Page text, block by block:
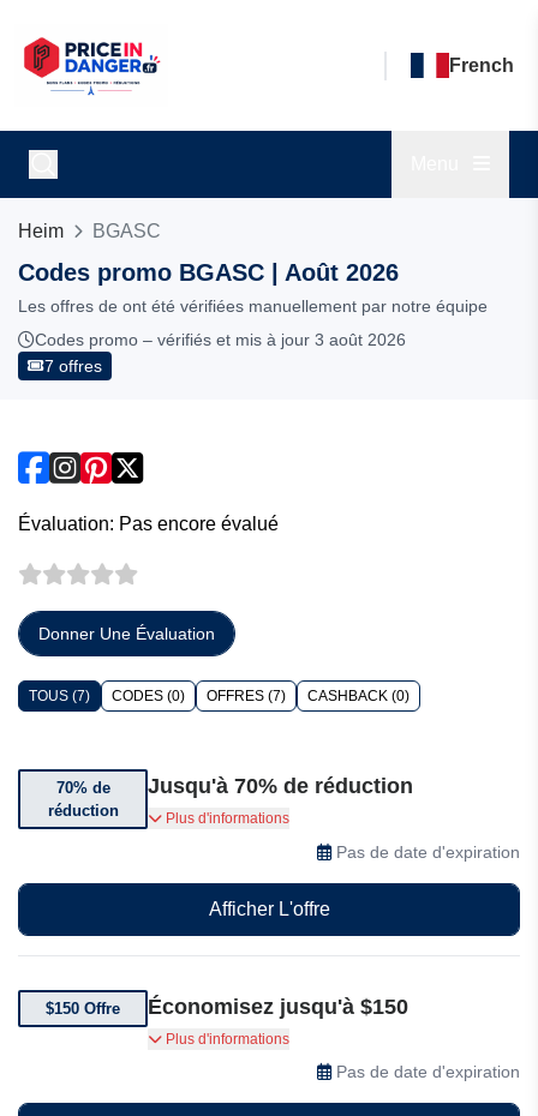
French
Heim BGASC
Codes promo BGASC | Août 2026
Les offres de ont été vérifiées manuellement par notre équipe
Codes promo – vérifiés et mis à jour 3 août 2026
7 offres
Évaluation: Pas encore évalué
Donner Une Évaluation
TOUS (7) CODES (0) OFFRES (7) CASHBACK (0)
70% de
réduction
Jusqu'à 70% de réduction
Jusqu'à 70% de réduction sur une sélection
Plus d'informations
Pas de date d'expiration
Afficher L'offre
$150 Offre Économisez jusqu'à $150
Jusqu'à $150 d'économies chez BGASC.
Plus d'informations
Pas de date d'expiration